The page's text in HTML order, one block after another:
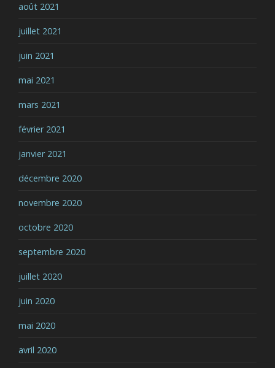
août 2021
juillet 2021
juin 2021
mai 2021
mars 2021
février 2021
janvier 2021
décembre 2020
novembre 2020
octobre 2020
septembre 2020
juillet 2020
juin 2020
mai 2020
avril 2020